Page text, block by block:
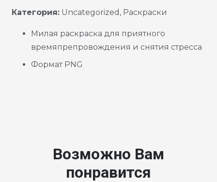
Категория: Uncategorized , Раскраски
Милая раскраска для приятного
времяпрепровождения и снятия стресса
Формат PNG
Возможно Вам
понравится